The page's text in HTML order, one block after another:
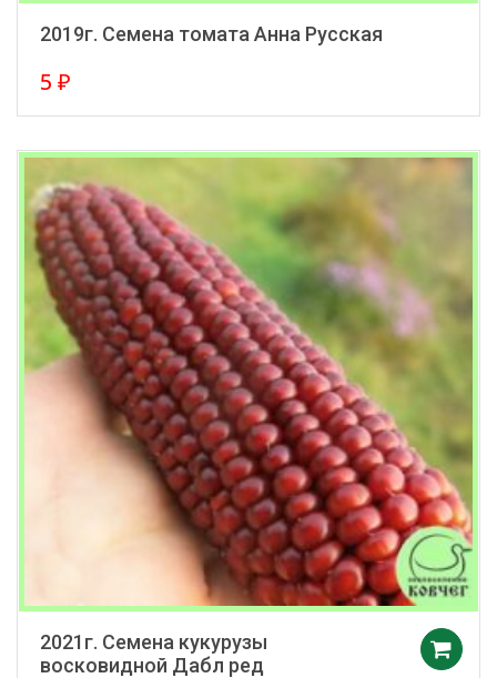
2019г. Семена томата Анна Русская
5 ₽
2021г. Семена кукурузы
восковидной Дабл ред